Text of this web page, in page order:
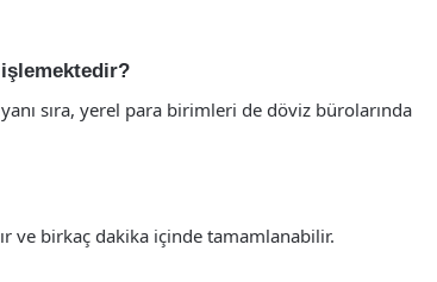
sıra, yerel para birimleri de döviz bürolarında
ve birkaç dakika içinde tamamlanabilir.